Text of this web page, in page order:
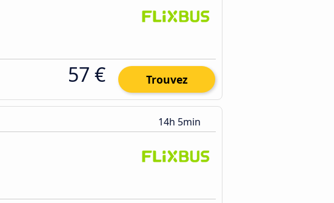
57 € Trouvez
14h 5min